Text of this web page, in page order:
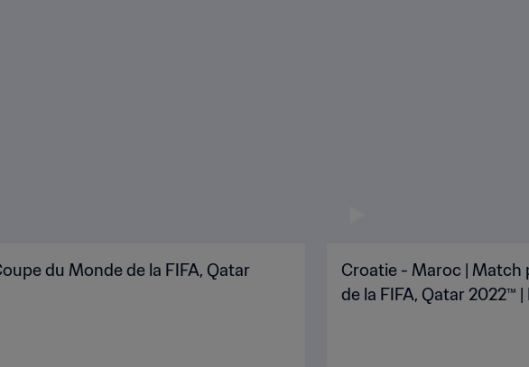
du Monde de la FIFA, Qatar
Croatie - Maroc | Match
de la FIFA, Qatar 2022™